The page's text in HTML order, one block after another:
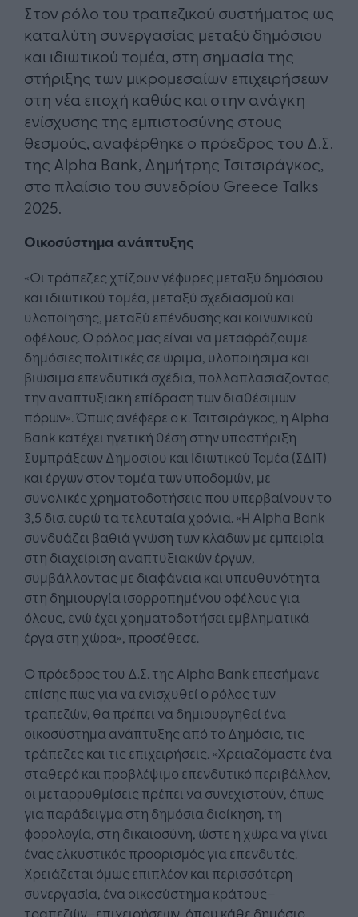
Στον ρόλο του τραπεζικού συστήματος ως
καταλύτη συνεργασίας μεταξύ δημόσιου
και ιδιωτικού τομέα, στη σημασία της
στήριξης των μικρομεσαίων επιχειρήσεων
στη νέα εποχή καθώς και στην ανάγκη
ενίσχυσης της εμπιστοσύνης στους
θεσμούς, αναφέρθηκε ο πρόεδρος του Δ.Σ.
της Alpha Bank, Δημήτρης Τσιτσιράγκος,
στο πλαίσιο του συνεδρίου Greece Talks
2025.
Οικοσύστημα ανάπτυξης
«Οι τράπεζες χτίζουν γέφυρες μεταξύ δημόσιου
και ιδιωτικού τομέα, μεταξύ σχεδιασμού και
υλοποίησης, μεταξύ επένδυσης και κοινωνικού
οφέλους. Ο ρόλος μας είναι να μεταφράζουμε
δημόσιες πολιτικές σε ώριμα, υλοποιήσιμα και
βιώσιμα επενδυτικά σχέδια, πολλαπλασιάζοντας
την αναπτυξιακή επίδραση των διαθέσιμων
πόρων». Όπως ανέφερε ο κ. Τσιτσιράγκος, η Alpha
Bank κατέχει ηγετική θέση στην υποστήριξη
Συμπράξεων Δημοσίου και Ιδιωτικού Τομέα (ΣΔΙΤ)
και έργων στον τομέα των υποδομών, με
συνολικές χρηματοδοτήσεις που υπερβαίνουν το
3,5 δισ. ευρώ τα τελευταία χρόνια. «Η Alpha Bank
συνδυάζει βαθιά γνώση των κλάδων με εμπειρία
στη διαχείριση αναπτυξιακών έργων,
συμβάλλοντας με διαφάνεια και υπευθυνότητα
στη δημιουργία ισορροπημένου οφέλους για
όλους, ενώ έχει χρηματοδοτήσει εμβληματικά
έργα στη χώρα», προσέθεσε.
Ο πρόεδρος του Δ.Σ. της Alpha Bank επεσήμανε
επίσης πως για να ενισχυθεί ο ρόλος των
τραπεζών, θα πρέπει να δημιουργηθεί ένα
οικοσύστημα ανάπτυξης από το Δημόσιο, τις
τράπεζες και τις επιχειρήσεις. «Χρειαζόμαστε ένα
σταθερό και προβλέψιμο επενδυτικό περιβάλλον,
οι μεταρρυθμίσεις πρέπει να συνεχιστούν, όπως
για παράδειγμα στη δημόσια διοίκηση, τη
φορολογία, στη δικαιοσύνη, ώστε η χώρα να γίνει
ένας ελκυστικός προορισμός για επενδυτές.
Χρειάζεται όμως επιπλέον και περισσότερη
συνεργασία, ένα οικοσύστημα κράτους–
τραπεζών–επιχειρήσεων, όπου κάθε δημόσιο